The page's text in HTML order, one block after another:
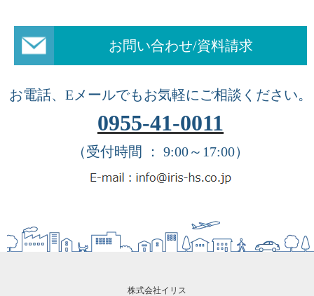
お問い合わせ/資料請求
お電話、Eメールでもお気軽にご相談ください。
0955-41-0011
（受付時間 ： 9:00～17:00）
株式会社イリス